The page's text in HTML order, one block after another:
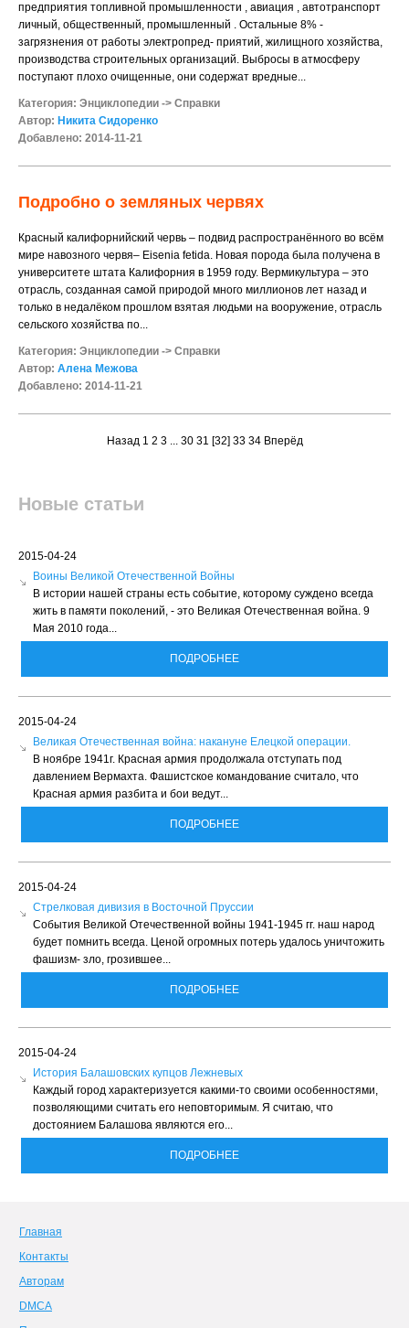
предприятия топливной промышленности , авиация , автотранспорт
личный, общественный, промышленный . Остальные 8% -
загрязнения от работы электропред- приятий, жилищного хозяйства,
производства строительных организаций. Выбросы в атмосферу
поступают плохо очищенные, они содержат вредные...
Категория: Энциклопедии -> Справки
Автор: Никита Сидоренко
Добавлено: 2014-11-21
Подробно о земляных червях
Красный калифорнийский червь – подвид распространённого во всём
мире навозного червя– Eisenia fetida. Новая порода была получена в
университете штата Калифорния в 1959 году. Вермикультура – это
отрасль, созданная самой природой много миллионов лет назад и
только в недалёком прошлом взятая людьми на вооружение, отрасль
сельского хозяйства по...
Категория: Энциклопедии -> Справки
Автор: Алена Межова
Добавлено: 2014-11-21
Назад 1 2 3... 30 31 [32] 33 34 Вперёд
Новые статьи
2015-04-24
Воины Великой Отечественной Войны
В истории нашей страны есть событие, которому суждено всегда
жить в памяти поколений, - это Великая Отечественная война. 9
Мая 2010 года...
ПОДРОБНЕЕ
2015-04-24
Великая Отечественная война: накануне Елецкой операции.
В ноябре 1941г. Красная армия продолжала отступать под
давлением Вермахта. Фашистское командование считало, что
Красная армия разбита и бои ведут...
ПОДРОБНЕЕ
2015-04-24
Стрелковая дивизия в Восточной Пруссии
События Великой Отечественной войны 1941-1945 гг. наш народ
будет помнить всегда. Ценой огромных потерь удалось уничтожить
фашизм- зло, грозившее...
ПОДРОБНЕЕ
2015-04-24
История Балашовских купцов Лежневых
Каждый город характеризуется какими-то своими особенностями,
позволяющими считать его неповторимым. Я считаю, что
достоянием Балашова являются его...
ПОДРОБНЕЕ
Главная
Контакты
Авторам
DMCA